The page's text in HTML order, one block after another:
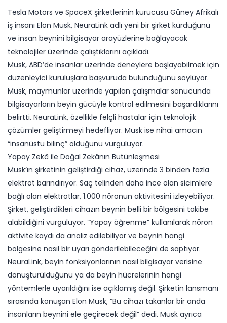
Tesla Motors ve SpaceX şirketlerinin kurucusu Güney Afrikalı
iş insanı Elon Musk, NeuraLink adlı yeni bir şirket kurduğunu
ve insan beynini bilgisayar arayüzlerine bağlayacak
teknolojiler üzerinde çalıştıklarını açıkladı.
Musk, ABD’de insanlar üzerinde deneylere başlayabilmek için
düzenleyici kuruluşlara başvuruda bulunduğunu söylüyor.
Musk, maymunlar üzerinde yapılan çalışmalar sonucunda
bilgisayarların beyin gücüyle kontrol edilmesini başardıklarını
belirtti. NeuraLink, özellikle felçli hastalar için teknolojik
çözümler geliştirmeyi hedefliyor. Musk ise nihai amacın
“insanüstü bilinç” olduğunu vurguluyor.
Yapay Zekâ ile Doğal Zekânın Bütünleşmesi
Musk’ın şirketinin geliştirdiği cihaz, üzerinde 3 binden fazla
elektrot barındırıyor. Saç telinden daha ince olan sicimlere
bağlı olan elektrotlar, 1.000 nöronun aktivitesini izleyebiliyor.
Şirket, geliştirdikleri cihazın beynin belli bir bölgesini takibe
alabildiğini vurguluyor. “Yapay öğrenme” kullanılarak nöron
aktivite kaydı da analiz edilebiliyor ve beynin hangi
bölgesine nasıl bir uyarı gönderilebileceğini de saptıyor.
NeuraLink, beyin fonksiyonlarının nasıl bilgisayar verisine
dönüştürüldüğünü ya da beyin hücrelerinin hangi
yöntemlerle uyarıldığını ise açıklamış değil. Şirketin lansmanı
sırasında konuşan Elon Musk, “Bu cihazı takanlar bir anda
insanların beynini ele geçirecek değil” dedi. Musk ayrıca